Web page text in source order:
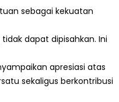
sebagai kekuatan
dapat dipisahkan. Ini
apresiasi atas
sekaligus berkontribusi